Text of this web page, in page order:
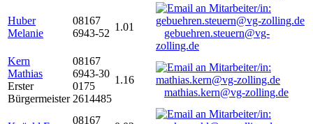
Huber
Melanie
08167
6943-52
1.01
gebuehren.steuern@vg-
zolling.de
Kern
Mathias
Erster
Bürgermeister
08167
6943-30
0175
2614485
1.16
mathias.kern@vg-zolling.de
08167